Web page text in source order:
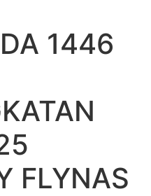
1446
FLYNAS